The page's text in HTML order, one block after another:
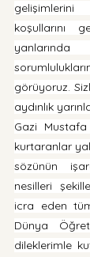
koşullarını
görüyoruz.
aydınlık
Gazi Mustafa
kurtaranlar
sözünün
nesilleri
icra eden
Dünya
dileklerimle